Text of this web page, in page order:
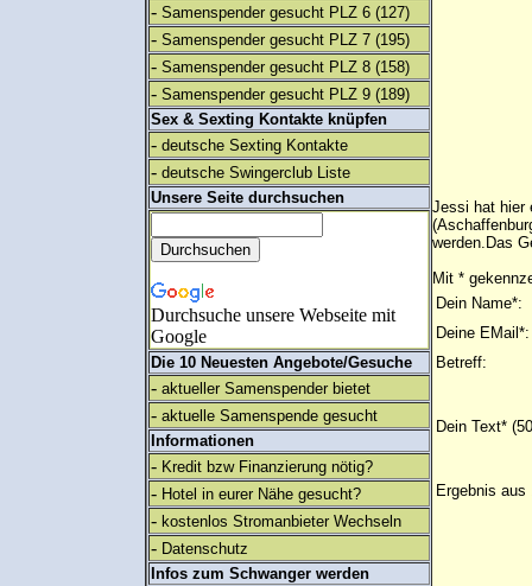
- Samenspender gesucht PLZ 6 (127)
- Samenspender gesucht PLZ 7 (195)
- Samenspender gesucht PLZ 8 (158)
- Samenspender gesucht PLZ 9 (189)
Sex & Sexting Kontakte knüpfen
- deutsche Sexting Kontakte
- deutsche Swingerclub Liste
Unsere Seite durchsuchen
Durchsuche unsere Webseite mit
Google
Die 10 Neuesten Angebote/Gesuche
- aktueller Samenspender bietet
- aktuelle Samenspende gesucht
Informationen
- Kredit bzw Finanzierung nötig?
- Hotel in eurer Nähe gesucht?
- kostenlos Stromanbieter Wechseln
- Datenschutz
Infos zum Schwanger werden
Jessi hat hier
werden.Das
Mit *
Dein Name*:
Deine EMail*:
Betreff:
Dein Text*
Ergebnis aus